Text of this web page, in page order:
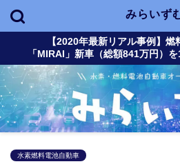
みらいず
【2020年最新リアル事例】燃
「MIRAI」新車（総額841万円）
水素燃料電池自動車